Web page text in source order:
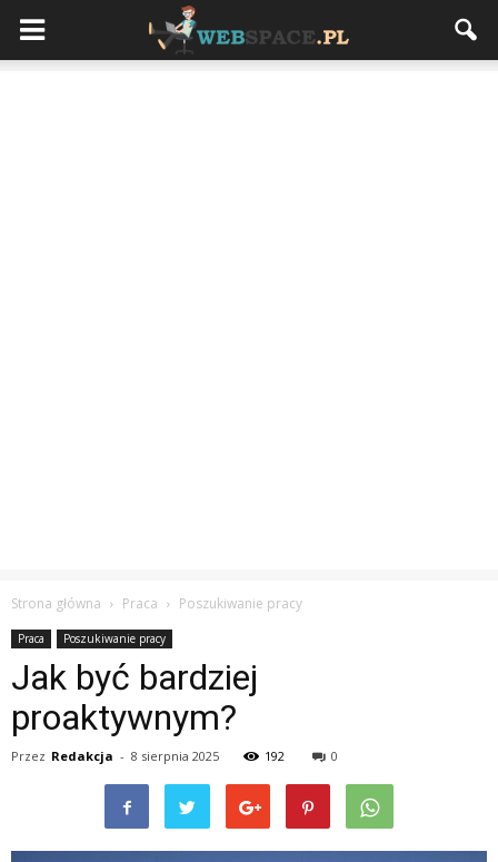
Strona główna Praca Poszukiwanie pracy
Praca Poszukiwanie pracy
Jak być bardziej
proaktywnym?
Przez Redakcja - 8 sierpnia 2025 192 0